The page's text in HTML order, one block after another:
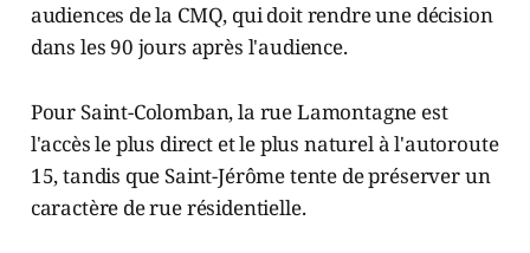
audiences de la CMQ, qui doit rendre une décision
dans les 90 jours après l'audience.
Pour Saint-Colomban, la rue Lamontagne est
l'accès le plus direct et le plus naturel à l'autoroute
15, tandis que Saint-Jérôme tente de préserver un
caractère de rue résidentielle.